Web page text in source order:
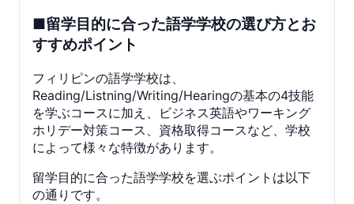
■留学目的に合った語学学校の選び方とお
すすめポイント
フィリピンの語学学校は、
Reading/Listning/Writing/Hearingの基本の4技能
を学ぶコースに加え、ビジネス英語やワーキング
ホリデー対策コース、資格取得コースなど、学校
によって様々な特徴があります。
留学目的に合った語学学校を選ぶポイントは以下
の通りです。